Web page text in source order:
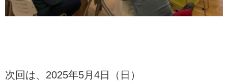
次回は、2025年5月4日（日）